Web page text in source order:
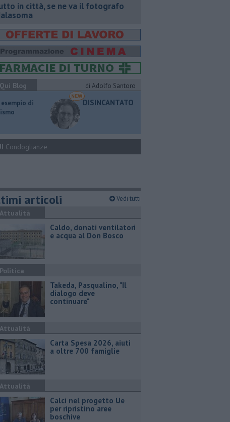
in città, se ne va il fotografo
Qui Blog
di Adolfo Santoro
esempio di
DISINCANTATO
Condoglianze
articoli Vedi tutti
Attualità
Caldo, donati ventilatori
e acqua al Don Bosco
Politica
Takeda, Pasqualino, "Il
dialogo deve
continuare"
Attualità
Carta Spesa 2026, aiuti
a oltre 700 famiglie
Attualità
Calci nel progetto Ue
per ripristino aree
boschive